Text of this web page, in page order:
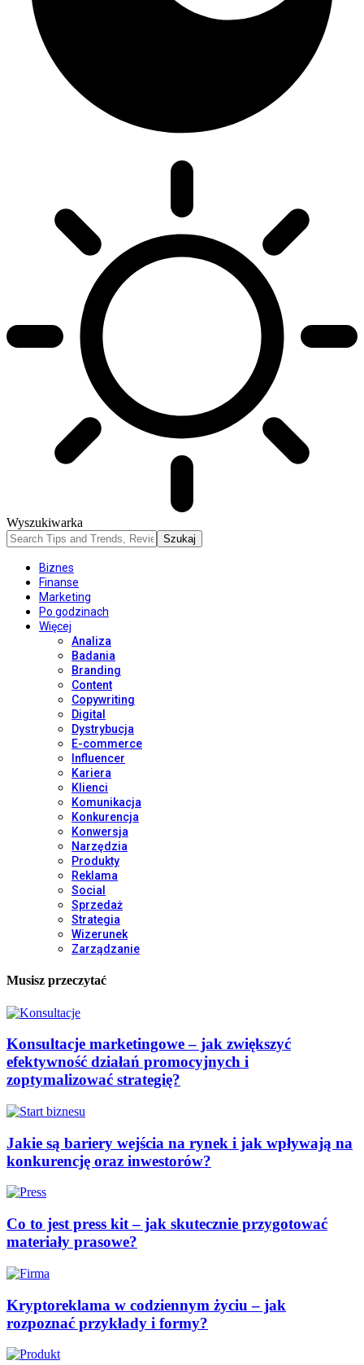
Wyszukiwarka
Biznes
Finanse
Marketing
Po godzinach
Więcej
Analiza
Badania
Branding
Content
Copywriting
Digital
Dystrybucja
E-commerce
Influencer
Kariera
Klienci
Komunikacja
Konkurencja
Konwersja
Narzędzia
Produkty
Reklama
Social
Sprzedaż
Strategia
Wizerunek
Zarządzanie
Musisz przeczytać
Konsultacje marketingowe – jak zwiększyć
efektywność działań promocyjnych i
zoptymalizować strategię?
Jakie są bariery wejścia na rynek i jak wpływają na
konkurencję oraz inwestorów?
Co to jest press kit – jak skutecznie przygotować
materiały prasowe?
Kryptoreklama w codziennym życiu – jak
rozpoznać przykłady i formy?